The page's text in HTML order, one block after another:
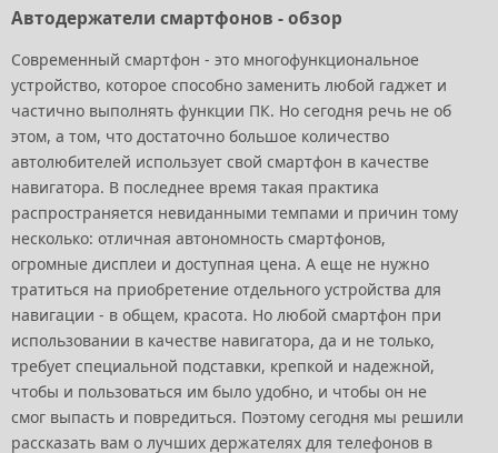
Автодержатели смартфонов - обзор
Современный смартфон - это многофункциональное
устройство, которое способно заменить любой гаджет и
частично выполнять функции ПК. Но сегодня речь не об
этом, а том, что достаточно большое количество
автолюбителей использует свой смартфон в качестве
навигатора. В последнее время такая практика
распространяется невиданными темпами и причин тому
несколько: отличная автономность смартфонов,
огромные дисплеи и доступная цена. А еще не нужно
тратиться на приобретение отдельного устройства для
навигации - в общем, красота. Но любой смартфон при
использовании в качестве навигатора, да и не только,
требует специальной подставки, крепкой и надежной,
чтобы и пользоваться им было удобно, и чтобы он не
смог выпасть и повредиться. Поэтому сегодня мы решили
рассказать вам о лучших держателях для телефонов в